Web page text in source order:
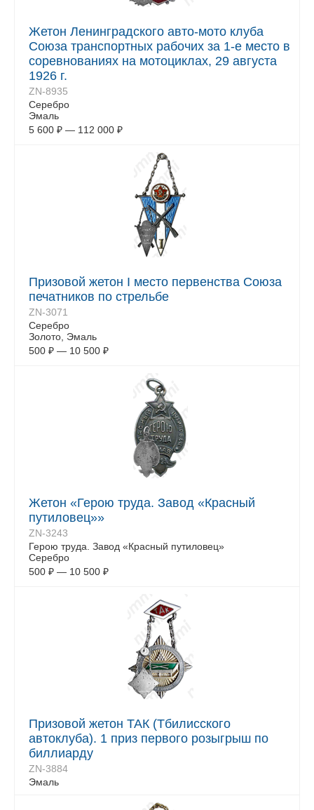
Жетон Ленинградского авто-мото клуба
Союза транспортных рабочих за 1-е место в
соревнованиях на мотоциклах, 29 августа
1926 г.
ZN-8935
Серебро
Эмаль
5 600 ₽ — 112 000 ₽
Призовой жетон I место первенства Союза
печатников по стрельбе
ZN-3071
Серебро
Золото, Эмаль
500 ₽ — 10 500 ₽
Жетон «Герою труда. Завод «Красный
путиловец»»
ZN-3243
Герою труда. Завод «Красный путиловец»
Серебро
500 ₽ — 10 500 ₽
Призовой жетон ТАК (Тбилисского
автоклуба). 1 приз первого розыгрыш по
биллиарду
ZN-3884
Эмаль